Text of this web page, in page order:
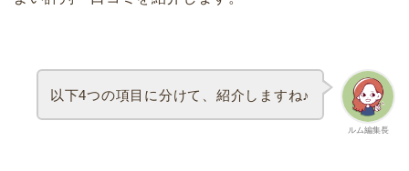
ルム編集長
以下4つの項目に分けて、紹介しますね♪